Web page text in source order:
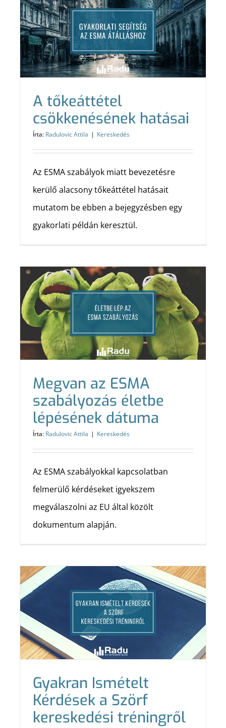
A tőkeáttétel
csökkenésének hatásai
Írta: Radulovic Attila | Kereskedés
Az ESMA szabályok miatt bevezetésre
kerülő alacsony tőkeáttétel hatásait
mutatom be ebben a bejegyzésben egy
gyakorlati példán keresztül.
Megvan az ESMA
szabályozás életbe
lépésének dátuma
Írta: Radulovic Attila | Kereskedés
Az ESMA szabályokkal kapcsolatban
felmerülő kérdéseket igyekszem
megválaszolni az EU által közölt
dokumentum alapján.
Gyakran Ismételt
Kérdések a Szörf
kereskedési tréningről